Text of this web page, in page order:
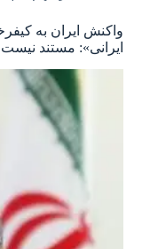
ایرانی»: مستند نیست